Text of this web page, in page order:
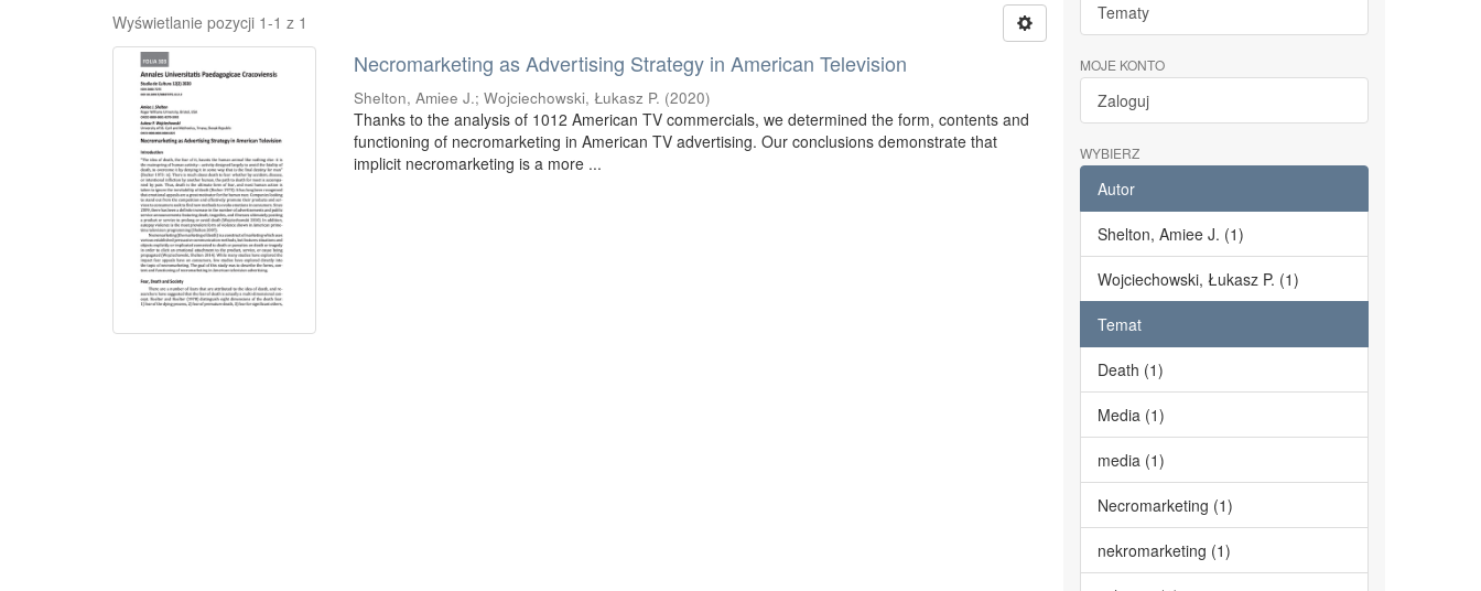
Wyświetlanie pozycji 1-1 z 1
Necromarketing as Advertising Strategy in American Television
Shelton, Amiee J.;Wojciechowski, Łukasz P. (2020)
Thanks to the analysis of 1012 American TV commercials, we determined the form, contents and
functioning of necromarketing in American TV advertising. Our conclusions demonstrate that
implicit necromarketing is a more ...
Tematy
MOJE KONTO
Zaloguj
WYBIERZ
Autor
Shelton, Amiee J. (1)
Wojciechowski, Łukasz P. (1)
Temat
Death (1)
Media (1)
media (1)
Necromarketing (1)
nekromarketing (1)